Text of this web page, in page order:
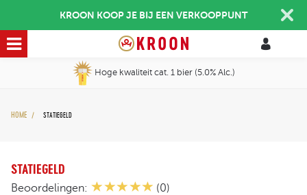
KROON KOOP JE BIJ EEN VERKOOPPUNT
Hoge kwaliteit cat. 1 bier (5.0% Alc.)
HOME / STATIEGELD
STATIEGELD
Beoordelingen: (0)